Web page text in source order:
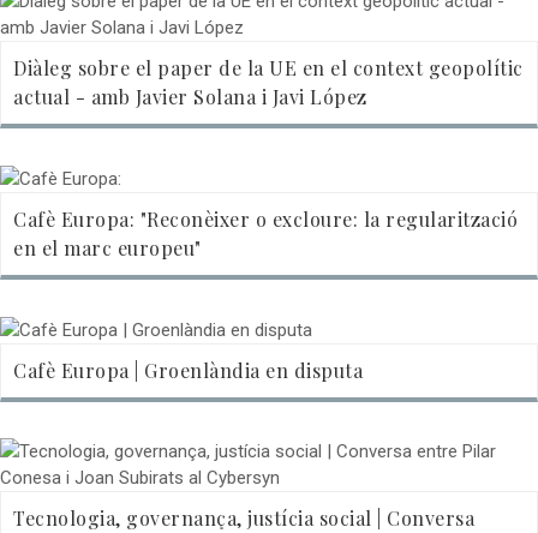
Diàleg sobre el paper de la UE en el context geopolític
actual - amb Javier Solana i Javi López
Cafè Europa: "Reconèixer o excloure: la regularització
en el marc europeu"
Cafè Europa | Groenlàndia en disputa
Tecnologia, governança, justícia social | Conversa